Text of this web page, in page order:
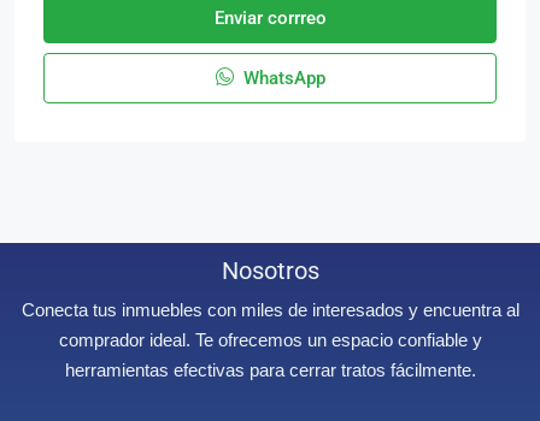
Enviar corrreo
WhatsApp
Nosotros
Conecta tus inmuebles con miles de interesados y encuentra al
comprador ideal. Te ofrecemos un espacio confiable y
herramientas efectivas para cerrar tratos fácilmente.